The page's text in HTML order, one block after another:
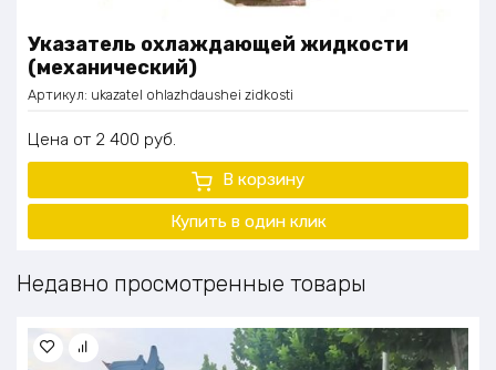
Указатель охлаждающей жидкости
(механический)
Артикул: ukazatel ohlazhdaushei zidkosti
Цена 2 400 руб.
В корзину
Купить в один клик
Недавно просмотренные товары